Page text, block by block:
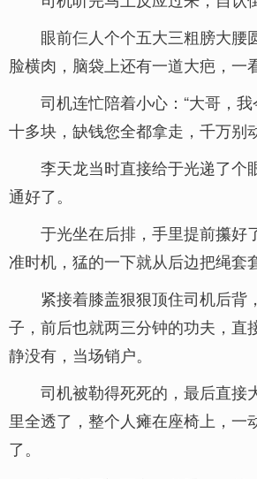
眼前仨人个个五大三粗膀大腰
脸横肉，脑袋上还有一道大疤，一
司机连忙陪着小心：“大哥，
十多块，缺钱您全都拿走，千万别
李天龙当时直接给于光递了个
通好了。
于光坐在后排，手里提前攥好
准时机，猛的一下就从后边把绳套
紧接着膝盖狠狠顶住司机后背
子，前后也就两三分钟的功夫，直
静没有，当场销户。
司机被勒得死死的，最后直接
里全透了，整个人瘫在座椅上，一
了。